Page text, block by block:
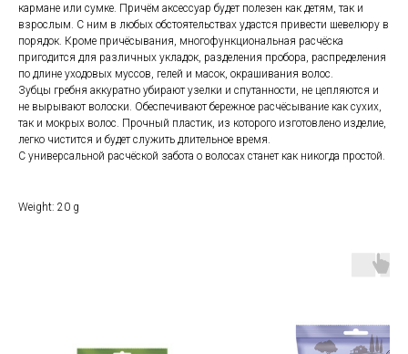
кармане или сумке. Причём аксессуар будет полезен как детям, так и
взрослым. С ним в любых обстоятельствах удастся привести шевелюру в
порядок. Кроме причёсывания, многофункциональная расчёска
пригодится для различных укладок, разделения пробора, распределения
по длине уходовых муссов, гелей и масок, окрашивания волос.
Зубцы гребня аккуратно убирают узелки и спутанности, не цепляются и
не вырывают волоски. Обеспечивают бережное расчёсывание как сухих,
так и мокрых волос. Прочный пластик, из которого изготовлено изделие,
легко чистится и будет служить длительное время.
С универсальной расчёской забота о волосах станет как никогда простой.
Weight: 20 g